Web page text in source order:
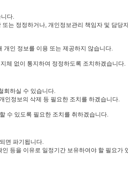
다.
는 정정하거나, 개인정보관리 책임자 및 담당
개인 정보를 이용 또는 제공하지 않습니다.
체 없이 통지하여 정정하도록 조치하겠습니다.
회하실 수 있습니다.
인정보의 삭제 등 필요한 조치를 하겠습니다.
수 있도록 필요한 조치를 취하겠습니다.
면 파기됩니다.
등을 이유로 일정기간 보유하여야 할 필요가